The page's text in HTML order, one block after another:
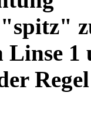
Linse
Regel